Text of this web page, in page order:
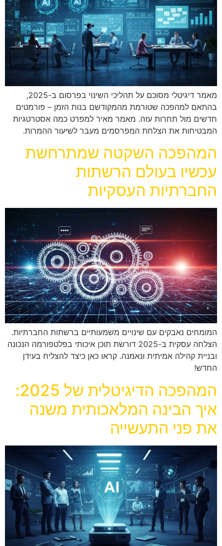
מאמר דיגיטלי מסוכם על תהליכי השינוי בפרסום ב-2025,
בהתאם למהפכה שטורמת מהמקודשם בנות הזמן – פורמטים
חדשים מול תחרות עזה. מאמר מאיר למפרט כמה אסטרטגיות
המבטיחות את הצלחת המפרסמים מעבר לשיעור ההמרות.
המהפכה השקטה שמתרחשת
עכשיו בעולם הרשתות
החברתיות העסקיות
המומחים נאבקים עם שינויים משמעותיים ברשתות החברתיות.
הצלחה עסקית ב-2025 דורשת תוכן איכותי בפלטפורמה הנכונה
ובניית קהילה אמיתית ונאמנה. קראו כאן כיצד להצליח בעידן
החדש!
המהפכה הדיגיטלית של 2025:
איך הבינה המלאכותית משנה
את פני התעשייה